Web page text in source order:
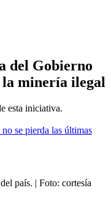
del Gobierno
minería ilegal
esta iniciativa.
se pierda las últimas
país. | Foto: cortesía